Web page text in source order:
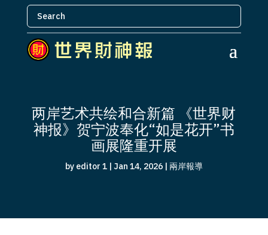
两岸艺术共绘和合新篇 《世界财
神报》贺宁波奉化“如是花开”书
画展隆重开展
by editor 1| Jan 14, 2026| 兩岸報導